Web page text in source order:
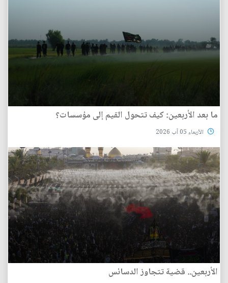
ما بعد الأربعين: كيف تتحول القيم إلى مؤسسات؟
الأربعاء 05 آب 2026
الأربعين.. قضية تتجاوز الدسائس